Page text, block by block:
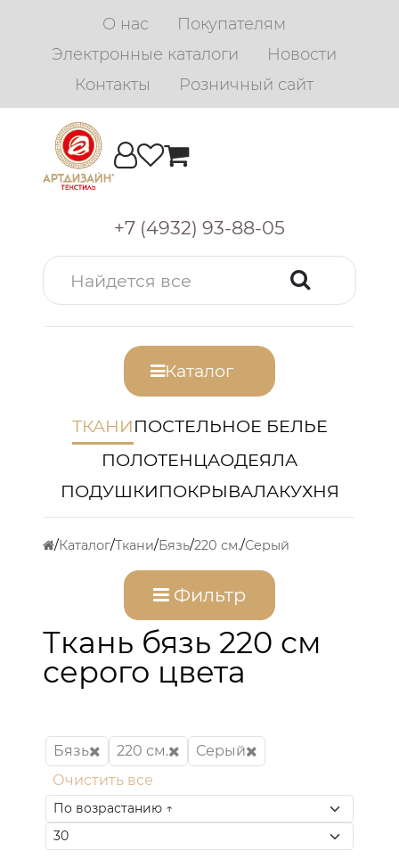
О нас
Покупателям
Электронные каталоги
Новости
Контакты
Розничный сайт
+7 (4932) 93-88-05
Каталог
ТКАНИПОСТЕЛЬНОЕ БЕЛЬЕ
ПОЛОТЕНЦАОДЕЯЛА
ПОДУШКИПОКРЫВАЛАКУХНЯ
Каталог Ткани Бязь 220 см. Серый
Фильтр
Ткань бязь 220 см
серого цвета
Бязь 220 см.
Серый
Очистить все